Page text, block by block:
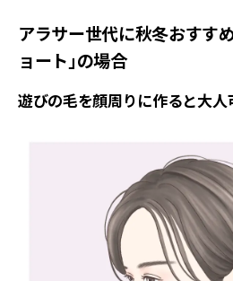
アラサー世代に秋冬おすす
ョート」の場合
遊びの毛を顔周りに作ると大